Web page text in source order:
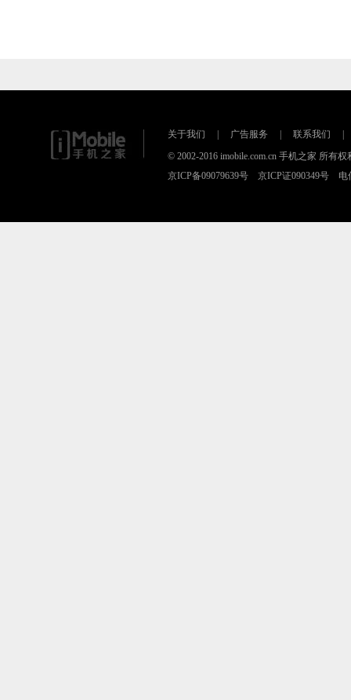
关于我们 广告服务 联系我们
© 2002-2016 imobile.com.cn 手机之家 所有
京ICP备09079639号 京ICP证090349号 电